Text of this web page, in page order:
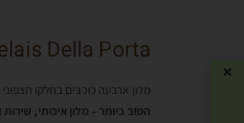
Della Porta
מלון ארבעה כוכבים בחלקו
הטוב ביותר – מלון איכותי,